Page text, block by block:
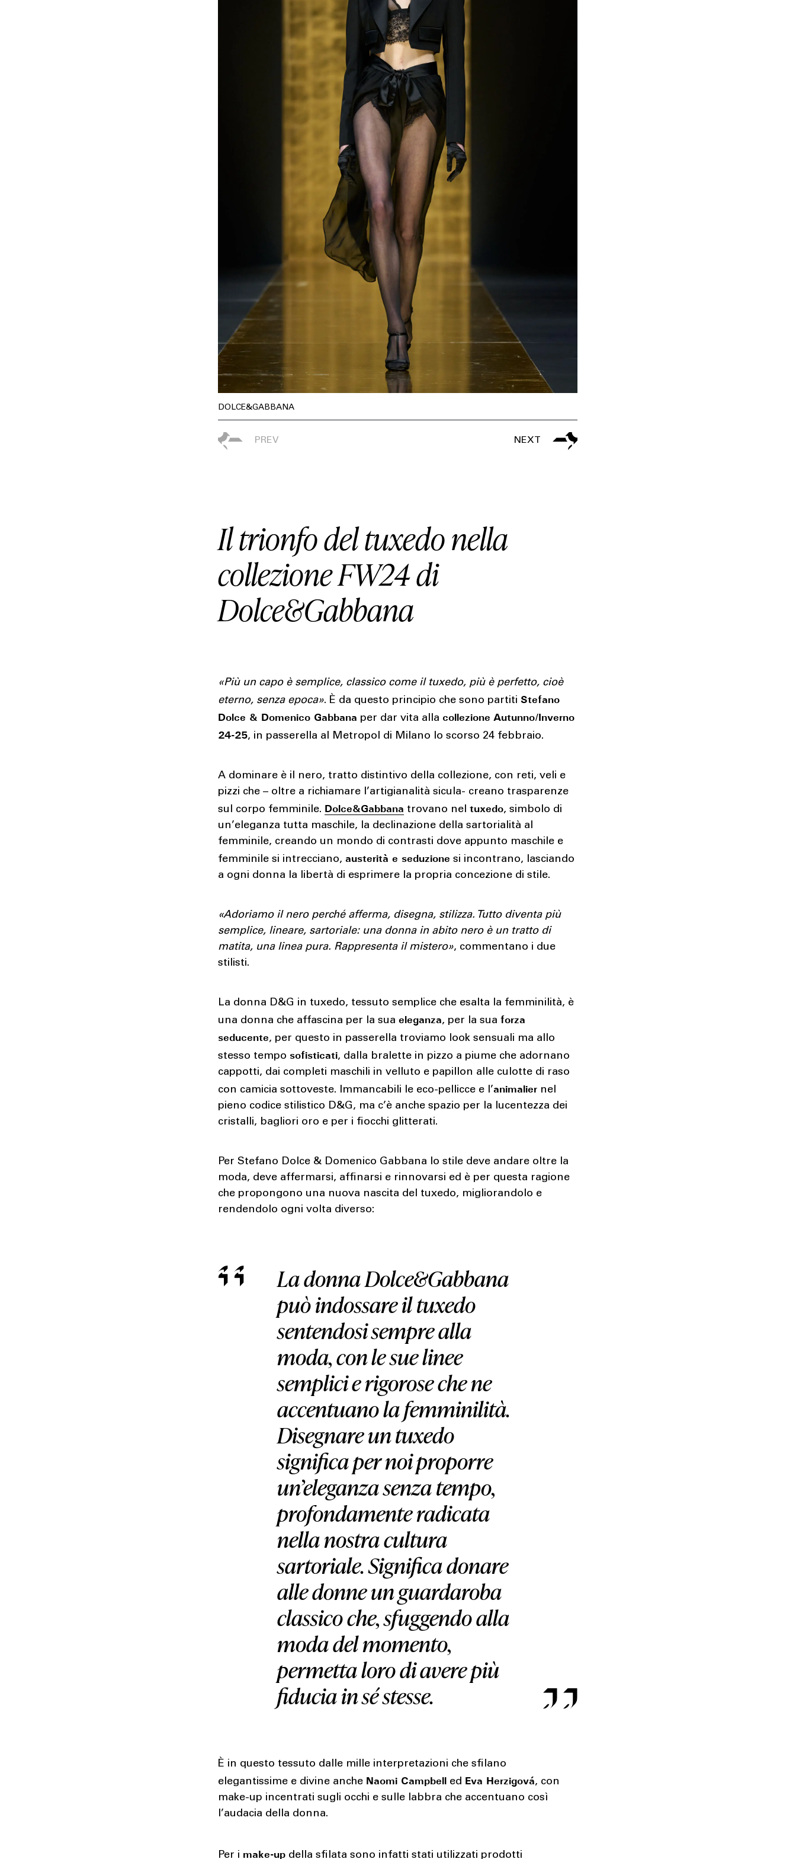
DOLCE&GABBANA
Il trionfo del tuxedo nella
collezione FW24 di
Dolce&Gabbana
«Più un capo è semplice, classico come il tuxedo, più è perfetto, cioè
eterno, senza epoca». È da questo principio che sono partitiStefano
Dolce & Domenico Gabbana per dar vita alla collezione Autunno/Inverno
24-25, in passerella al Metropol di Milano lo scorso 24 febbraio.
A dominare è il nero, tratto distintivo della collezione, con reti, veli e
pizzi che – oltre a richiamare l’artigianalità sicula- creano trasparenze
sul corpo femminile. Dolce&Gabbana trovano neltuxedo, simbolo di
un’eleganza tutta maschile, la declinazione della sartorialità al
femminile, creando un mondo di contrasti dove appunto maschile e
femminile si intrecciano,austerità e seduzione si incontrano, lasciando
a ogni donna la libertà di esprimere la propria concezione di stile.
«Adoriamo il nero perché afferma, disegna, stilizza. Tutto diventa più
semplice, lineare, sartoriale: una donna in abito nero è un tratto di
matita, una linea pura. Rappresenta il mistero», commentano i due
stilisti.
La donna D&G in tuxedo, tessuto semplice che esalta la femminilità, è
una donna che affascina per la suaeleganza, per la suaforza
seducente, per questo in passerella troviamo look sensuali ma allo
stesso temposofisticati, dalla bralette in pizzo a piume che adornano
cappotti, dai completi maschili in velluto e papillon alle culotte di raso
con camicia sottoveste. Immancabili le eco-pellicce e l’animalier nel
pieno codice stilistico D&G, ma c’è anche spazio per la lucentezza dei
cristalli, bagliori oro e per i fiocchi glitterati.
Per Stefano Dolce & Domenico Gabbana lo stile deve andare oltre la
moda, deve affermarsi, affinarsi e rinnovarsi ed è per questa ragione
che propongono una nuova nascita del tuxedo, migliorandolo e
rendendolo ogni volta diverso:
La donna Dolce&Gabbana
può indossare il tuxedo
sentendosi sempre alla
moda, con le sue linee
semplici e rigorose che ne
accentuano la femminilità.
Disegnare un tuxedo
significa per noi proporre
un’eleganza senza tempo,
profondamente radicata
nella nostra cultura
sartoriale. Significa donare
alle donne un guardaroba
classico che, sfuggendo alla
moda del momento,
permetta loro di avere più
fiducia in sé stesse.
È in questo tessuto dalle mille interpretazioni che sfilano
elegantissime e divine anche Naomi Campbell ed Eva Herzigová, con
make-up incentrati sugli occhi e sulle labbra che accentuano così
l’audacia della donna.
Per i make-up della sfilata sono infatti stati utilizzati prodotti